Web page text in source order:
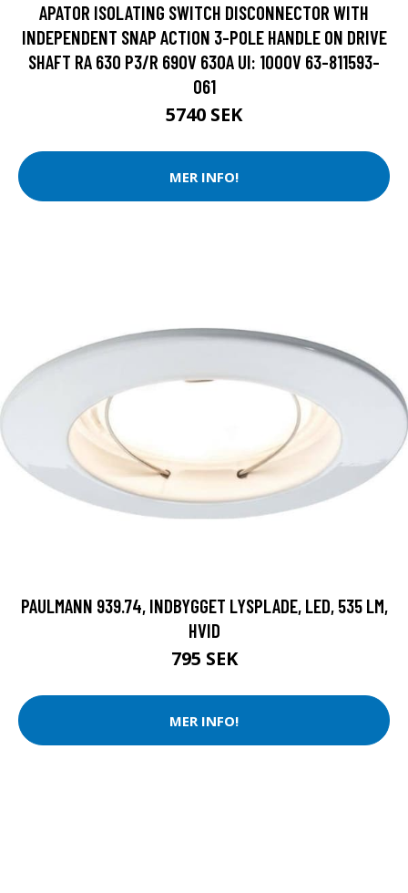
APATOR ISOLATING SWITCH DISCONNECTOR WITH
INDEPENDENT SNAP ACTION 3-POLE HANDLE ON DRIVE
SHAFT RA 630 P3/R 690V 630A UI: 1000V 63-811593-
061
5740 SEK
MER INFO!
PAULMANN 939.74, INDBYGGET LYSPLADE, LED, 535 LM,
HVID
795 SEK
MER INFO!